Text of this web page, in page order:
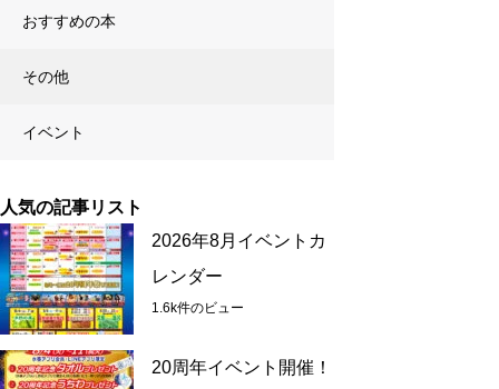
おすすめの本
その他
イベント
人気の記事リスト
2026年8月イベントカ
レンダー
1.6k件のビュー
20周年イベント開催！